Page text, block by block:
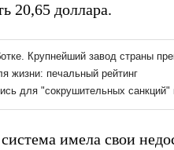
20,65 доллара.
имела свои